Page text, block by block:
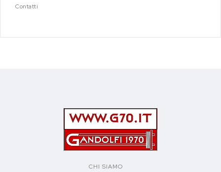
Contatti
CHI SIAMO